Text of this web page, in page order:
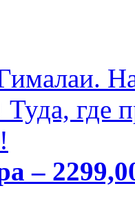
где
–